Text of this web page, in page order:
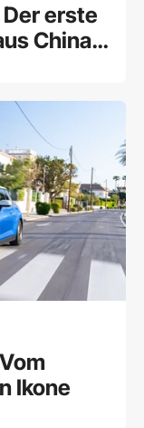
erste
China
Ikone